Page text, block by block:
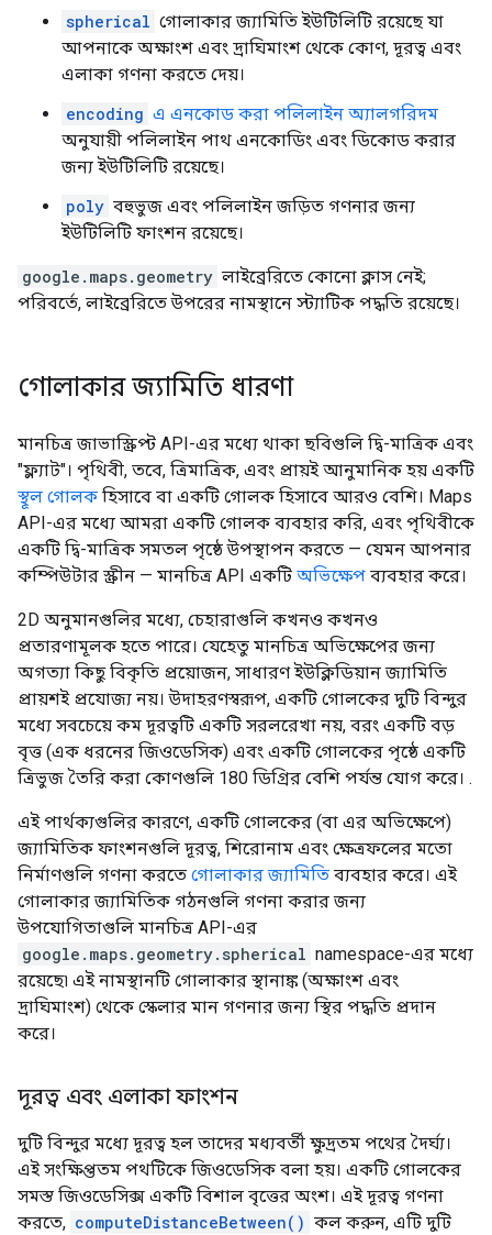
spherical গোলাকার জ্যামিতি ইউটিলিটি রয়েছে যা
আপনাকে অক্ষাংশ এবং দ্রাঘিমাংশ থেকে কোণ, দূরত্ব এবং
এলাকা গণনা করতে দেয়।
encoding এ এনকোড করা পলিলাইন অ্যালগরিদম
অনুযায়ী পলিলাইন পাথ এনকোডিং এবং ডিকোড করার
জন্য ইউটিলিটি রয়েছে।
poly বহুভুজ এবং পলিলাইন জড়িত গণনার জন্য
ইউটিলিটি ফাংশন রয়েছে।
google.maps.geometry লাইব্রেরিতে কোনো ক্লাস নেই;
পরিবর্তে, লাইব্রেরিতে উপরের নামস্থানে স্ট্যাটিক পদ্ধতি রয়েছে।
গোলাকার জ্যামিতি ধারণা
মানচিত্র জাভাস্ক্রিপ্ট API-এর মধ্যে থাকা ছবিগুলি দ্বি-মাত্রিক এবং
"ফ্ল্যাট"। পৃথিবী, তবে, ত্রিমাত্রিক, এবং প্রায়ই আনুমানিক হয় একটি
স্থূল গোলক হিসাবে বা একটি গোলক হিসাবে আরও বেশি। Maps
API-এর মধ্যে আমরা একটি গোলক ব্যবহার করি, এবং পৃথিবীকে
একটি দ্বি-মাত্রিক সমতল পৃষ্ঠে উপস্থাপন করতে — যেমন আপনার
কম্পিউটার স্ক্রীন — মানচিত্র API একটি অভিক্ষেপ ব্যবহার করে।
2D অনুমানগুলির মধ্যে, চেহারাগুলি কখনও কখনও
প্রতারণামূলক হতে পারে। যেহেতু মানচিত্র অভিক্ষেপের জন্য
অগত্যা কিছু বিকৃতি প্রয়োজন, সাধারণ ইউক্লিডিয়ান জ্যামিতি
প্রায়শই প্রযোজ্য নয়। উদাহরণস্বরূপ, একটি গোলকের দুটি বিন্দুর
মধ্যে সবচেয়ে কম দূরত্বটি একটি সরলরেখা নয়, বরং একটি বড়
বৃত্ত (এক ধরনের জিওডেসিক) এবং একটি গোলকের পৃষ্ঠে একটি
ত্রিভুজ তৈরি করা কোণগুলি 180 ডিগ্রির বেশি পর্যন্ত যোগ করে। .
এই পার্থক্যগুলির কারণে, একটি গোলকের (বা এর অভিক্ষেপে)
জ্যামিতিক ফাংশনগুলি দূরত্ব, শিরোনাম এবং ক্ষেত্রফলের মতো
নির্মাণগুলি গণনা করতে গোলাকার জ্যামিতি ব্যবহার করে। এই
গোলাকার জ্যামিতিক গঠনগুলি গণনা করার জন্য
উপযোগিতাগুলি মানচিত্র API-এর
google.maps.geometry.spherical namespace-এর মধ্যে
রয়েছে৷ এই নামস্থানটি গোলাকার স্থানাঙ্ক (অক্ষাংশ এবং
দ্রাঘিমাংশ) থেকে স্কেলার মান গণনার জন্য স্থির পদ্ধতি প্রদান
করে।
দূরত্ব এবং এলাকা ফাংশন
দুটি বিন্দুর মধ্যে দূরত্ব হল তাদের মধ্যবর্তী ক্ষুদ্রতম পথের দৈর্ঘ্য।
এই সংক্ষিপ্ততম পথটিকে জিওডেসিক বলা হয়। একটি গোলকের
সমস্ত জিওডেসিক্স একটি বিশাল বৃত্তের অংশ। এই দূরত্ব গণনা
করতে, computeDistanceBetween() কল করুন, এটি দুটি